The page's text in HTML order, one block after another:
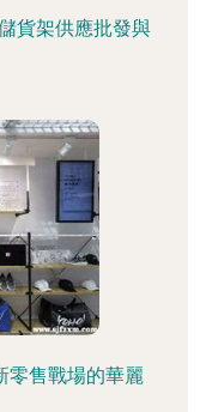
貨架供應批發與
零售戰場的華麗